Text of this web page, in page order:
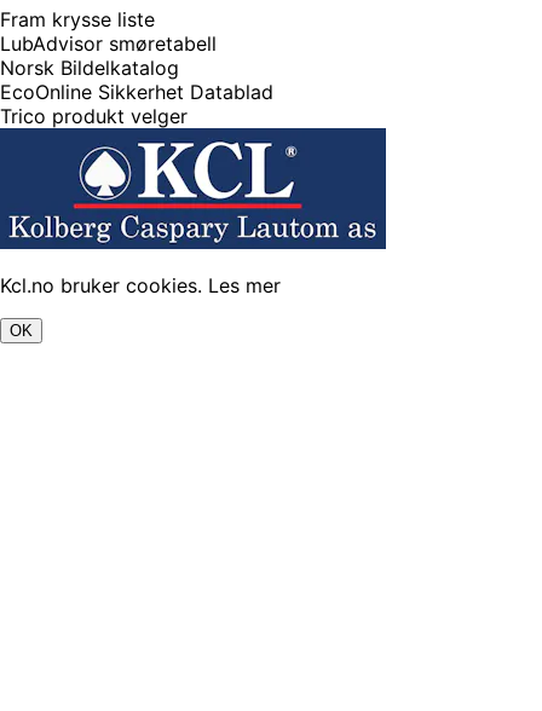
Fram krysse liste
LubAdvisor smøretabell
Norsk Bildelkatalog
EcoOnline Sikkerhet Datablad
Trico produkt velger
Kcl.no bruker cookies. Les mer
OK